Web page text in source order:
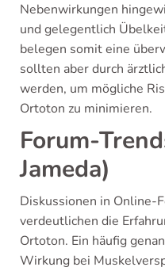
Nebenwirkungen
und gelegentlich
belegen somit eine
sollten aber durch
werden, um mögliche
Ortoton zu minimieren.
Forum-
Jameda)
Diskussionen in Online-
verdeutlichen die
Ortoton. Ein häufig
Wirkung bei